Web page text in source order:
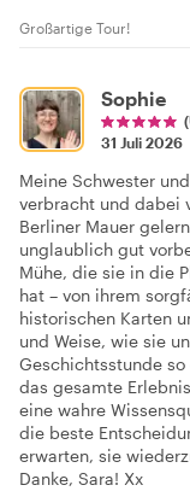
Großartige Tour!
Sophie
31 Juli 2026
Meine Schwester
verbracht und dabei
Berliner Mauer
unglaublich gut
Mühe, die sie in die
hat – von ihrem
historischen Karten
und Weise, wie sie
Geschichtsstunde
das gesamte
eine wahre
die beste
erwarten, sie
Danke, Sara! Xx